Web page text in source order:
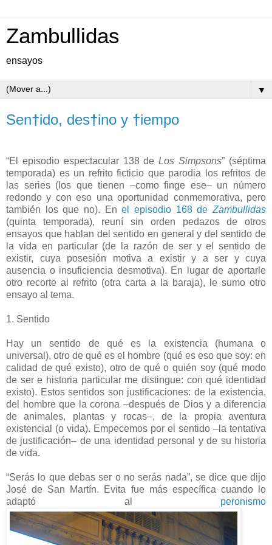
Zambullidas
ensayos
▼
Sen†ido, des†ino y †iempo
“El episodio espectacular 138 deLos Simpsons” (séptima
temporada) es un refrito ficticio que parodia los refritos de
las series (los que tienen –como finge ese– un número
redondo y con eso una oportunidad conmemorativa, pero
también los que no). Enel episodio 168 deZambullidas
(quinta temporada), reuní sin orden pedazos de otros
ensayos que hablan del sentido en general y del sentido de
la vida en particular (de la razón de ser y el sentido de
existir, cuya posesión motiva a existir y a ser y cuya
ausencia o insuficiencia desmotiva). En lugar de aportarle
otro recorte al refrito (otra carta a la baraja), le sumo otro
ensayo al tema.
1. Sentido
Hay un sentido de qué es la existencia (humana o
universal), otro de qué es el hombre (qué es eso que soy: en
calidad de qué existo), otro de qué o quién soy (qué modo
de ser e historia particular me distingue: con qué identidad
existo). Estos sentidos son justificaciones: de la existencia,
del hombre que la corona –después de Dios y a diferencia
de animales, plantas y rocas–, de la propia aventura
existencial (o vida). Empecemos por el sentido –la tentativa
de justificación– de una identidad personal y de su historia
de vida.
“Serás lo que debas ser o no serás nada”, se dice que dijo
José de San Martín. Evita fue más específica cuando lo
adaptó al peronismo